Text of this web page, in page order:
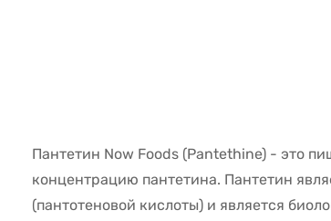
Пантетин Now Foods (Pantethine) - это
концентрацию пантетина. Пантетин
(пантотеновой кислоты) и является